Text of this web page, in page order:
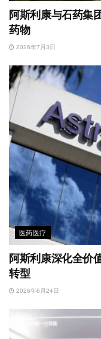
阿斯利康与石药集
药物
2026年7月3日
医药医疗
阿斯利康深化全价
转型
2026年6月24日